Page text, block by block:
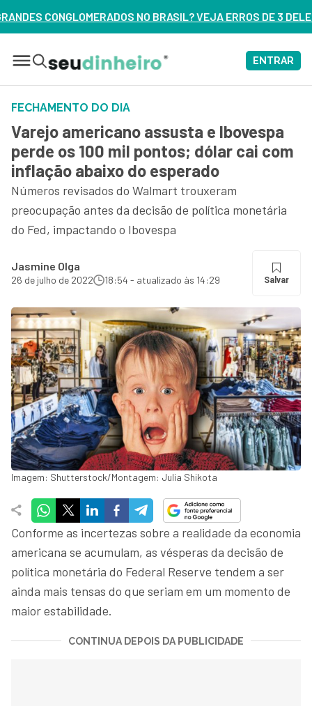
VEJA ERROS DE 3 DELES – ASSISTA AGORA
ENTRAR
FECHAMENTO DO DIA
Varejo americano assusta e Ibovespa
perde os 100 mil pontos; dólar cai com
inflação abaixo do esperado
Números revisados do Walmart trouxeram
preocupação antes da decisão de política monetária
do Fed, impactando o Ibovespa
Jasmine Olga
26 de julho de 2022 18:54 - atualizado às 14:29 Salvar
Imagem: Shutterstock/Montagem: Julia Shikota
Conforme as incertezas sobre a realidade da economia
americana se acumulam, as vésperas da decisão de
política monetária do Federal Reserve tendem a ser
ainda mais tensas do que seriam em um momento de
maior estabilidade.
CONTINUA DEPOIS DA PUBLICIDADE